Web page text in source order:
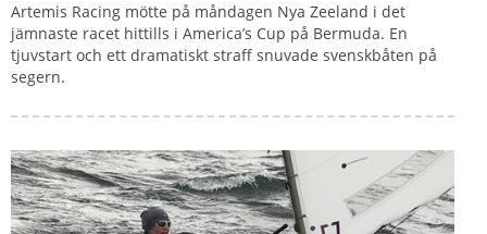
Artemis Racing mötte på måndagen Nya Zeeland i det
jämnaste racet hittills i America’s Cup på Bermuda. En
tjuvstart och ett dramatiskt straff snuvade svenskbåten på
segern.